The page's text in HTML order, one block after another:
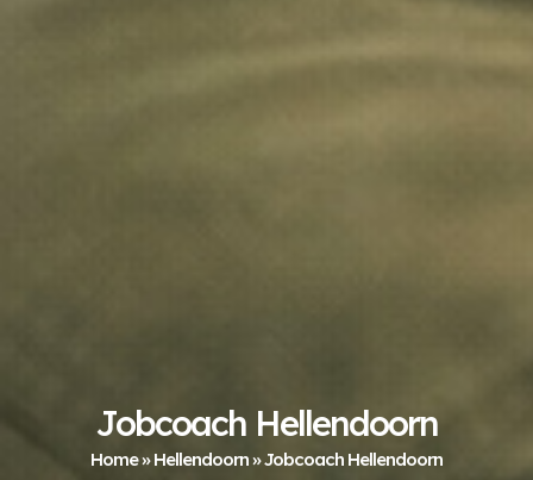
Jobcoach Hellendoorn
Home»Hellendoorn»Jobcoach Hellendoorn